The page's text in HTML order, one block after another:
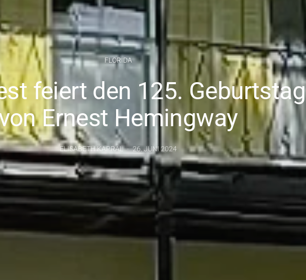
FLORIDA
feiert den 125. Geburtstag
Ernest Hemingway
ELISABETH KAPRAL 26. JUNI 2024